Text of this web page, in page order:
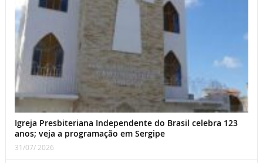
Igreja Presbiteriana Independente do Brasil celebra 123
anos; veja a programação em Sergipe
31/07/ 2026